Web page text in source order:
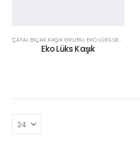
ÇATAL BIÇAK KAŞIK GRUBU, EKO LÜKS SERISI
Eko Lüks Kaşık